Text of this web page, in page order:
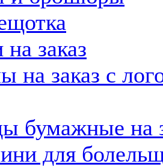
заказ
на заказ с
бумажные на
для